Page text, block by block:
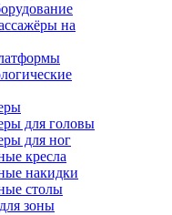
на
для головы
для ног
кресла
накидки
столы
зоны